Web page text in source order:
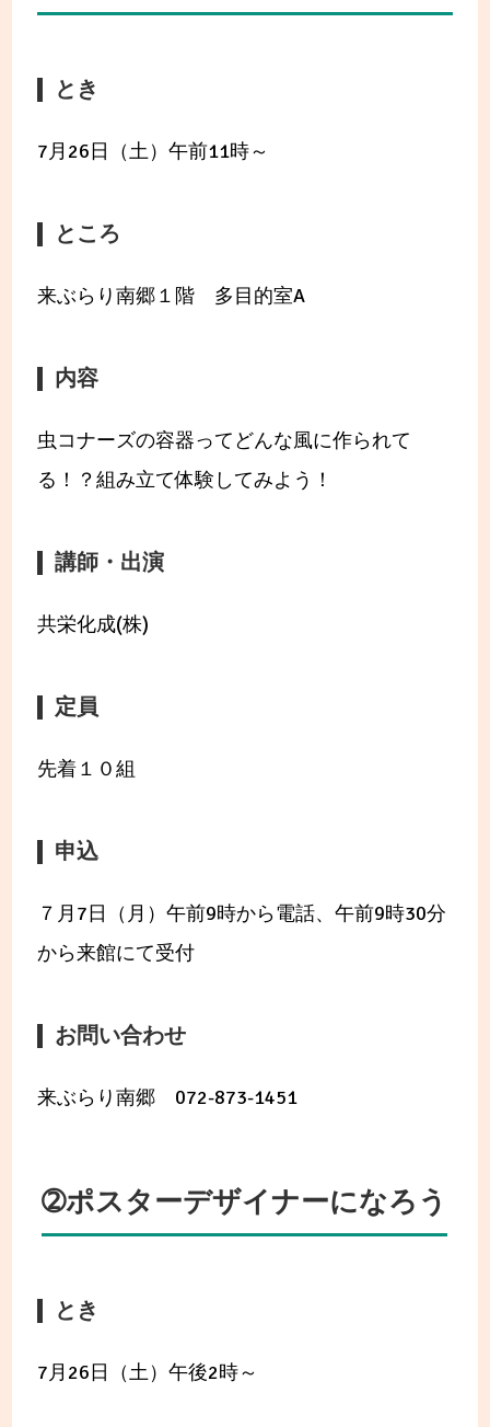
とき
7月26日（土）午前11時～
ところ
来ぶらり南郷１階 多目的室A
内容
虫コナーズの容器ってどんな風に作られて
る！？組み立て体験してみよう！
講師・出演
共栄化成(株)
定員
先着１０組
申込
７月7日（月）午前9時から電話、午前9時30分
から来館にて受付
お問い合わせ
来ぶらり南郷 072-873-1451
➁ポスターデザイナーになろう
とき
7月26日（土）午後2時～